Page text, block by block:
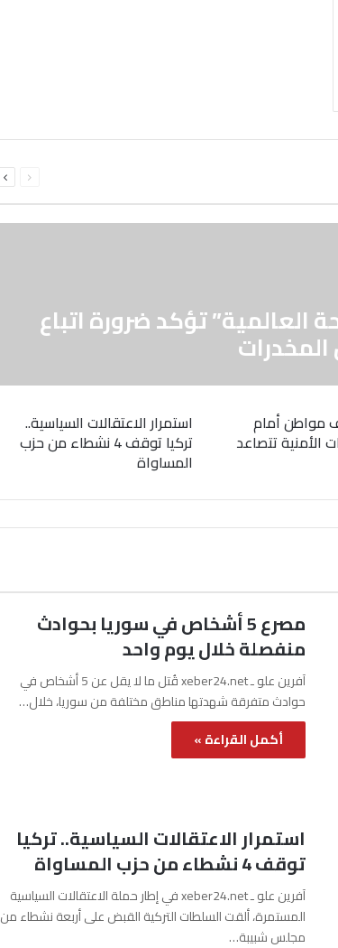
الصفحةالصفحة
العالمية” تؤكد ضرورة اتباع
مواطن أمام
الأمنية تتصاعد
استمرار الاعتقالات السياسية..
تركيا توقف 4 نشطاء من حزب
المساواة
مصرع 5 أشخاص في سوريا بحوادث
منفصلة خلال يوم واحد
آفرين علو ـ xeber24.net قُتل ما لا يقل عن 5 أشخاص في
حوادث متفرقة شهدتها مناطق مختلفة من سوريا، خلال…
أكمل القراءة »
استمرار الاعتقالات السياسية.. تركيا
توقف 4 نشطاء من حزب المساواة
آفرين علو ـ xeber24.net في إطار حملة الاعتقالات السياسية
المستمرة، ألقت السلطات التركية القبض على أربعة نشطاء من
مجلس شبيبة…